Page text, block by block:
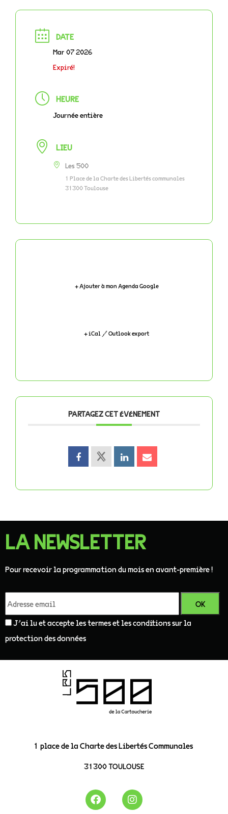
DATE
Mar 07 2026
Expiré!
HEURE
Journée entière
LIEU
Les 500
1 Place de la Charte des Libertés communales
31300 Toulouse
+ Ajouter à mon Agenda Google
+ iCal / Outlook export
PARTAGEZ CET ÉVÉNEMENT
LA NEWSLETTER
Pour recevoir la programmation du mois en avant-première !
J'ai lu et accepte les termes et les conditions sur la
protection des données
1 place de la Charte des Libertés Communales
31300 TOULOUSE